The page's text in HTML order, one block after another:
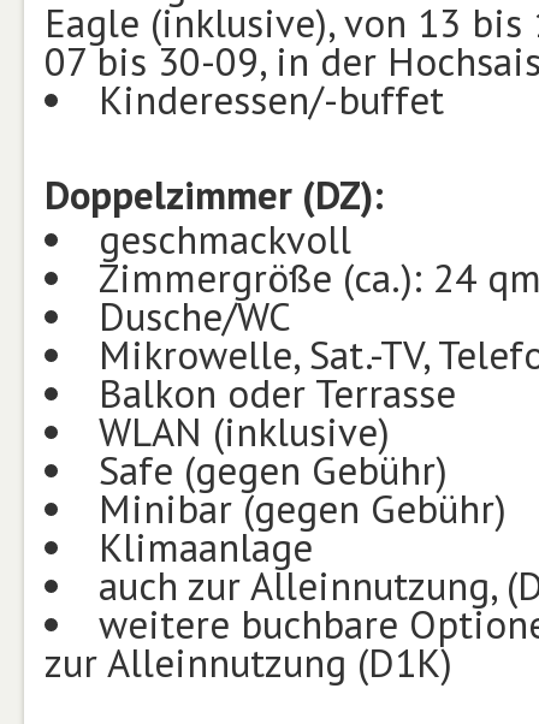
Eagle (inklusive), von 13
07 bis 30-09, in der
Kinderessen/-buffet
Doppelzimmer (DZ):
geschmackvoll
Zimmergröße (ca.): 24
Dusche/WC
Mikrowelle, Sat.-TV,
Balkon oder Terrasse
WLAN (inklusive)
Safe (gegen Gebühr)
Minibar (gegen Gebühr)
Klimaanlage
auch zur Alleinnutzung,
weitere buchbare
zur Alleinnutzung (D1K)